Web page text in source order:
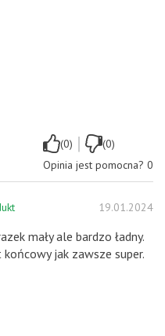
(0) |
(0)
Opinia jest pomocna? 0
19.01.2024
mały ale bardzo ładny.
jak zawsze super.